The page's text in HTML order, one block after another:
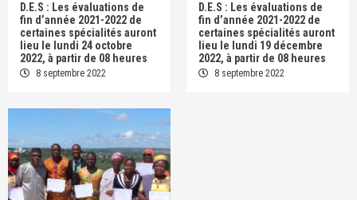
D.E.S : Les évaluations de
fin d’année 2021-2022 de
certaines spécialités auront
lieu le lundi 24 octobre
2022, à partir de 08 heures
8 septembre 2022
D.E.S : Les évaluations de
fin d’année 2021-2022 de
certaines spécialités auront
lieu le lundi 19 décembre
2022, à partir de 08 heures
8 septembre 2022